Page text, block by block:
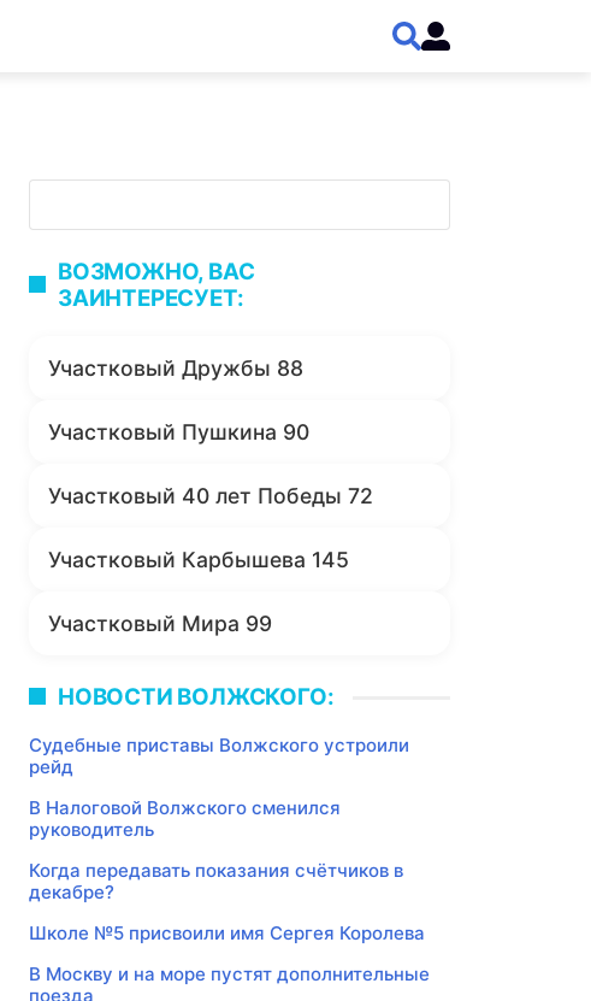
ВОЗМОЖНО, ВАС
ЗАИНТЕРЕСУЕТ:
Участковый Дружбы 88
Участковый Пушкина 90
Участковый 40 лет Победы 72
Участковый Карбышева 145
Участковый Мира 99
НОВОСТИ ВОЛЖСКОГО:
Судебные приставы Волжского устроили
рейд
В Налоговой Волжского сменился
руководитель
Когда передавать показания счётчиков в
декабре?
Школе №5 присвоили имя Сергея Королева
В Москву и на море пустят дополнительные
поезда